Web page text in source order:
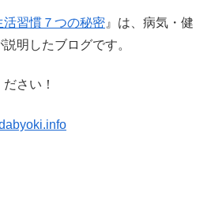
習慣７つの秘密 』は、病気・健
明したブログです。
さい！